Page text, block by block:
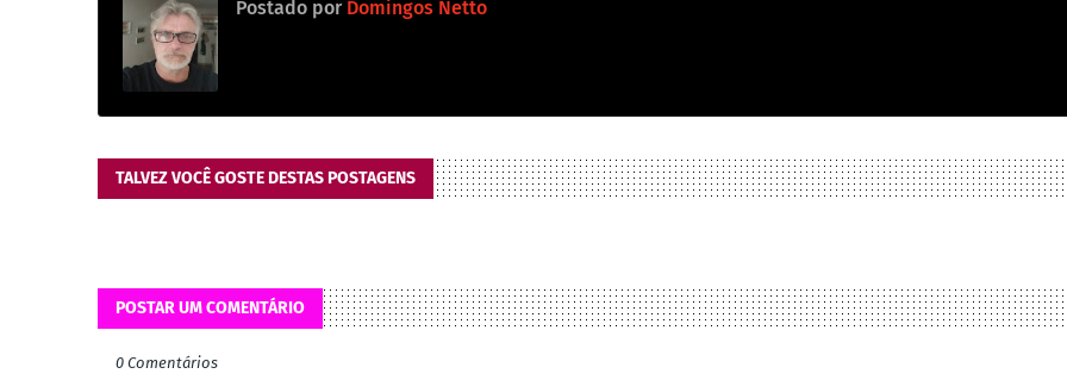
Postado por Domingos Netto
TALVEZ VOCÊ GOSTE DESTAS POSTAGENS
POSTAR UM COMENTÁRIO
0 Comentários